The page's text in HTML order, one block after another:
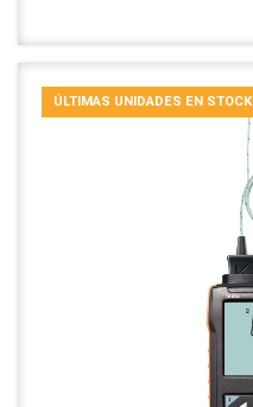
ÚLTIMAS UNIDADES EN STOCK